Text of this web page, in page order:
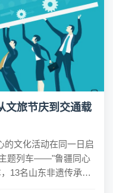
文旅节庆到交通载
的文化活动在同一日启
题列车——"鲁疆同心
13名山东非遗传承人